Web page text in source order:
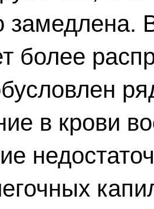
замедлена.
более
в крови